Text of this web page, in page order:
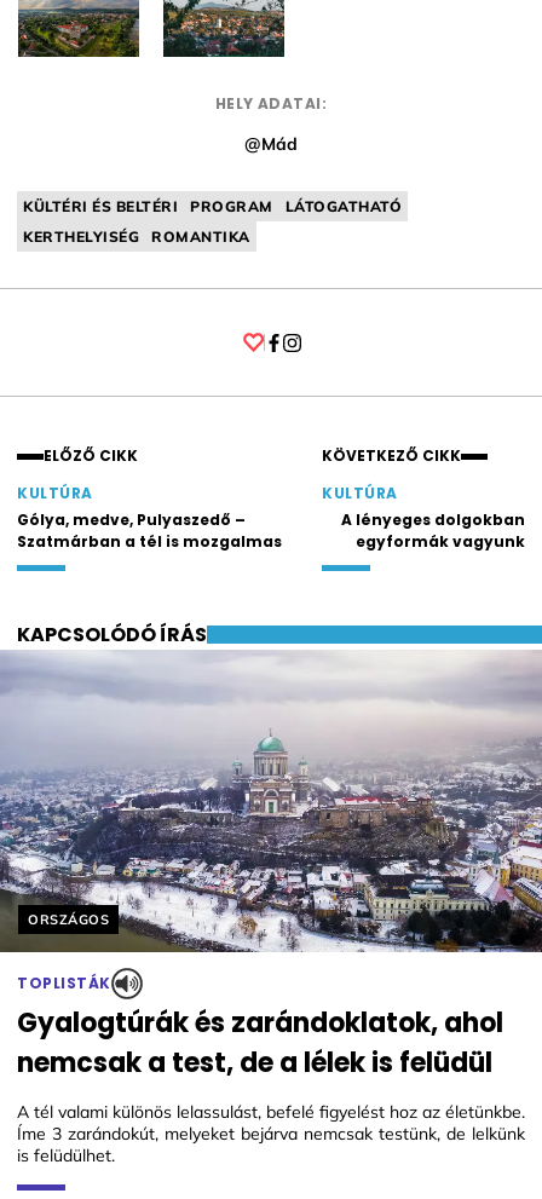
HELY ADATAI:
@Mád
KÜLTÉRI ÉS BELTÉRI PROGRAM
LÁTOGATHATÓ
KERTHELYISÉG
ROMANTIKA
ELŐZŐ CIKK
KULTÚRA
Gólya, medve, Pulyaszedő –
Szatmárban a tél is mozgalmas
KÖVETKEZŐ CIKK
KULTÚRA
A lényeges dolgokban
egyformák vagyunk
KAPCSOLÓDÓ ÍRÁS
Helyszín címkék:
ORSZÁGOS
TOPLISTÁK
Gyalogtúrák és zarándoklatok, ahol
nemcsak a test, de a lélek is felüdül
A tél valami különös lelassulást, befelé figyelést hoz az életünkbe.
Íme 3 zarándokút, melyeket bejárva nemcsak testünk, de lelkünk
is felüdülhet.